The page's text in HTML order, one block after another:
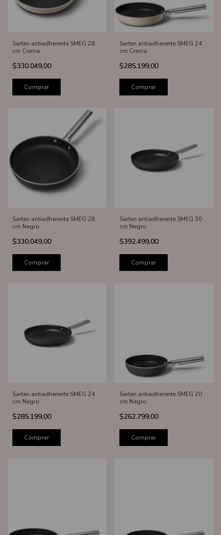
Sarten antiadherente SMEG 28
cm Crema
$330.049,00
Comprar
Sarten antiadherente SMEG 24
cm Crema
$285.199,00
Comprar
Sarten antiadherente SMEG 28
cm Negro
$330.049,00
Comprar
Sarten antiadherente SMEG 30
cm Negro
$392.499,00
Comprar
Sarten antiadherente SMEG 24
cm Negro
$285.199,00
Comprar
Sarten antiadherente SMEG 20
cm Negro
$262.799,00
Comprar